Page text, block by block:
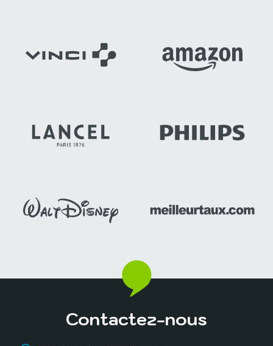
Contactez-nous